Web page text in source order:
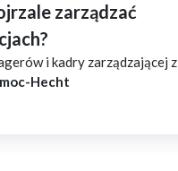
zarządzać
i kadry zarządzającej z
Hecht